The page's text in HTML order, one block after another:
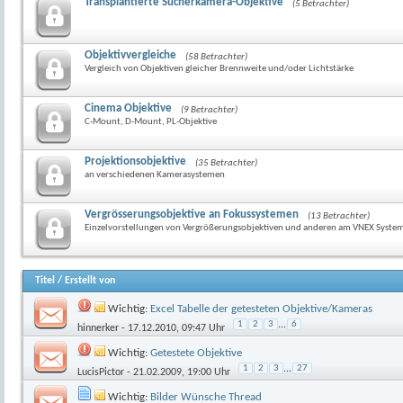
(5 Betrachter)
Objektivvergleiche
(58 Betrachter)
Vergleich von Objektiven gleicher Brennweite und/oder Lichtstärke
Cinema Objektive
(9 Betrachter)
C-Mount, D-Mount, PL-Objektive
Projektionsobjektive
(35 Betrachter)
an verschiedenen Kamerasystemen
Vergrösserungsobjektive an Fokussystemen
(13 Betrachter)
Einzelvorstellungen von Vergrößerungsobjektiven und anderen am VNEX
Titel / Erstellt von
Wichtig: Excel Tabelle der getesteten Objektive/Kameras
hinnerker - 17.12.2010, 09:47 Uhr 1 2 3 ... 6
Wichtig: Getestete Objektive
LucisPictor - 21.02.2009, 19:00 Uhr 1 2 3 ... 27
Wichtig: Bilder Wünsche Thread